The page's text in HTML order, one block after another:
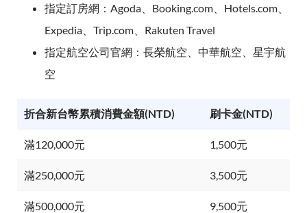
指定訂房網：Agoda、Booking.com、Hotels.com、
Expedia、Trip.com、Rakuten Travel
指定航空公司官網：長榮航空、中華航空、星宇航
空
折合新台幣累積消費金額(NTD) 刷卡金(NTD)
滿120,000元 1,500元
滿250,000元 3,500元
滿500,000元 9,500元